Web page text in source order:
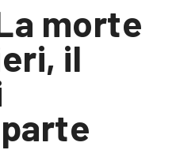
morte
il